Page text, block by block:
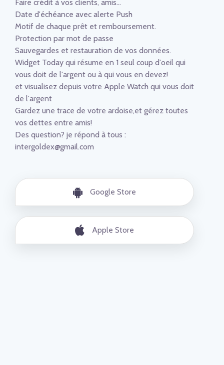
Faire crédit à vos clients, amis...
Date d'échéance avec alerte Push
Motif de chaque prêt et remboursement.
Protection par mot de passe
Sauvegardes et restauration de vos données.
Widget Today qui résume en 1 seul coup d'oeil qui
vous doit de l'argent ou à qui vous en devez!
et visualisez depuis votre Apple Watch qui vous doit
de l'argent
Gardez une trace de votre ardoise,et gérez toutes
vos dettes entre amis!
Des question? je répond à tous :
intergoldex@gmail.com
Google Store
Apple Store